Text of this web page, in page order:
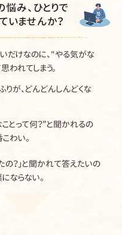
悩み、ひとりで
いませんか？
だけなのに、“やる気がな
われてしまう。
りが、どんどんしんどくな
とって何？”と聞かれるの
わい。
たの？」と聞かれて答えたいの
ならない。